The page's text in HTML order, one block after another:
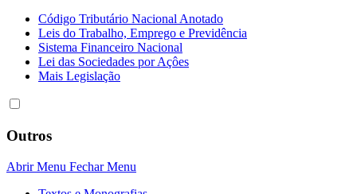
Código Tributário Nacional Anotado
Leis do Trabalho, Emprego e Previdência
Sistema Financeiro Nacional
Lei das Sociedades por Açôes
Mais Legislação
Outros
Abrir Menu Fechar Menu